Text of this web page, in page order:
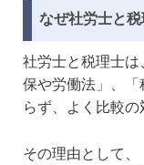
なぜ社労士と
社労士と税理士
保や労働法」、
らず、よく比較の
その理由として、